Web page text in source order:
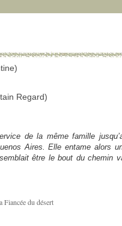
Regard)
de la même famille
Aires. Elle entame alors
être le bout du chemin